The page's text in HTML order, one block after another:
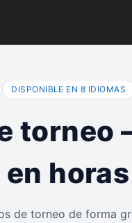
DISPONIBLE EN 8 IDIOMAS
torneo
horas
de torneo de forma